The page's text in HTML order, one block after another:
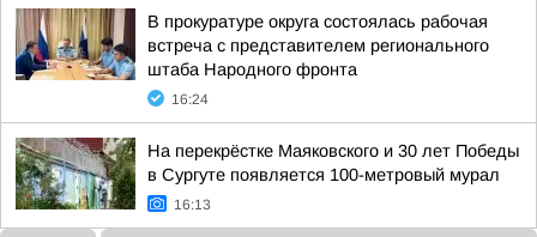
В прокуратуре округа состоялась рабочая
встреча с представителем регионального
штаба Народного фронта
16:24
На перекрёстке Маяковского и 30 лет Победы
в Сургуте появляется 100-метровый мурал
16:13